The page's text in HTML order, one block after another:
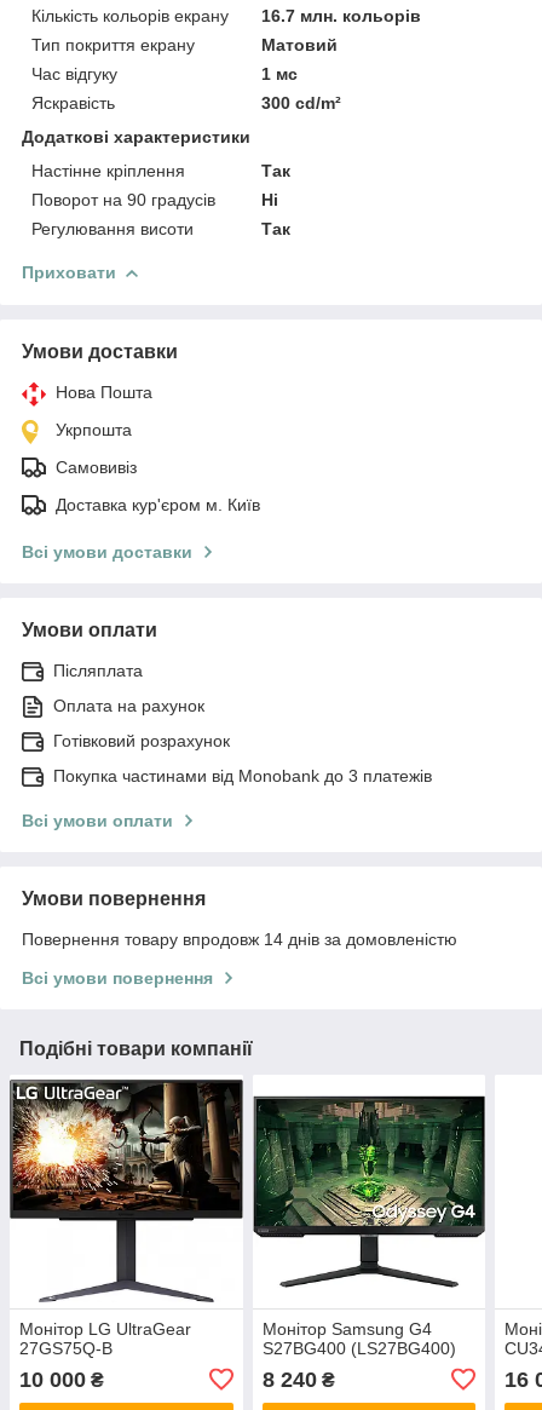
Кількість кольорів екрану
16.7 млн. кольорів
Тип покриття екрану
Матовий
Час відгуку
1 мс
Яскравість
300 cd/m²
Додаткові характеристики
Настінне кріплення
Так
Поворот на 90 градусів
Ні
Регулювання висоти
Так
Приховати
Умови доставки
Нова Пошта
Укрпошта
Самовивіз
Доставка кур'єром м. Київ
Всі умови доставки
Умови оплати
Післяплата
Оплата на рахунок
Готівковий розрахунок
Покупка частинами від Monobank до 3 платежів
Всі умови оплати
Умови повернення
Повернення товару впродовж 14 днів за домовленістю
Всі умови повернення
Подібні товари компанії
Монітор LG UltraGear
27GS75Q-B
10 000 ₴
Монітор Samsung G4
S27BG400 (LS27BG400)
8 240₴ 16